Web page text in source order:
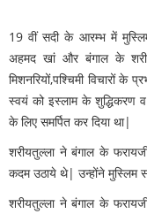
19 वीं सदी के आरम्भ में
अहमद खां और बंगाल के
मिशनरियों,पश्चिमी विचारों
स्वयं को इस्लाम के शुद्धिकरण
के लिए समर्पित कर दिया था|
शरीयतुल्ला ने बंगाल के
कदम उठाये थे| उन्होंने मुस्लिम
शरीयतुल्ला ने बंगाल के